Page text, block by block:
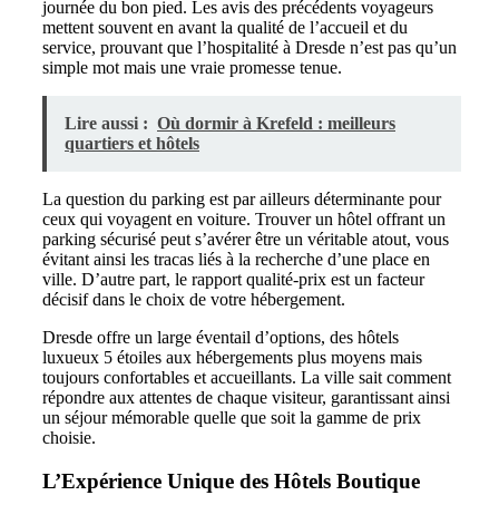
journée du bon pied. Les avis des précédents voyageurs
mettent souvent en avant la qualité de l’accueil et du
service, prouvant que l’hospitalité à Dresde n’est pas qu’un
simple mot mais une vraie promesse tenue.
Lire aussi : Où dormir à Krefeld : meilleurs
quartiers et hôtels
La question du parking est par ailleurs déterminante pour
ceux qui voyagent en voiture. Trouver un hôtel offrant un
parking sécurisé peut s’avérer être un véritable atout, vous
évitant ainsi les tracas liés à la recherche d’une place en
ville. D’autre part, le rapport qualité-prix est un facteur
décisif dans le choix de votre hébergement.
Dresde offre un large éventail d’options, des hôtels
luxueux 5 étoiles aux hébergements plus moyens mais
toujours confortables et accueillants. La ville sait comment
répondre aux attentes de chaque visiteur, garantissant ainsi
un séjour mémorable quelle que soit la gamme de prix
choisie.
L’Expérience Unique des Hôtels Boutique